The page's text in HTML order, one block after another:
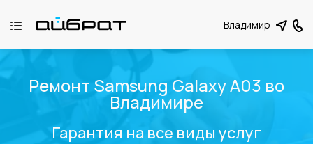
Владимир
Ремонт Samsung Galaxy A03 во
Владимире
Гарантия на все виды услуг